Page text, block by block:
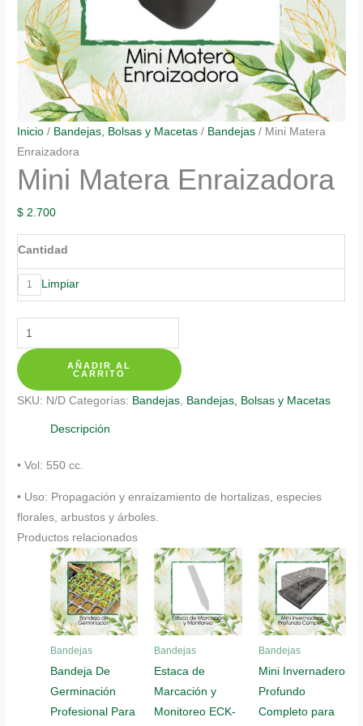
Inicio / Bandejas, Bolsas y Macetas / Bandejas / Mini Matera
Enraizadora
Mini Matera Enraizadora
$ 2.700
Cantidad
1 Limpiar
Mini
Matera
Enraizadora
cantidad
AÑADIR AL
CARRITO
SKU: N/D Categorías: Bandejas Bandejas, Bolsas y Macetas
Descripción
• Vol: 550 cc.
• Uso: Propagación y enraizamiento de hortalizas, especies
florales, arbustos y árboles.
Productos relacionados
Bandejas
Bandeja De
Germinación
Profesional Para
Bandejas
Estaca de
Marcación y
Monitoreo ECK-
Bandejas
Mini Invernadero
Profundo
Completo para